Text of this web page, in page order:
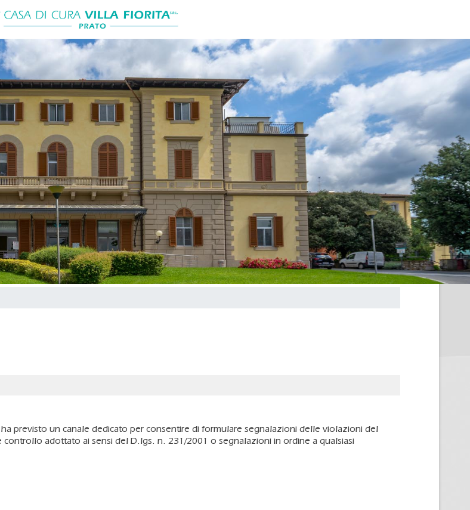
previsto un canale dedicato per consentire di formulare segnalazioni delle violazioni del
adottato ai sensi del D.lgs. n. 231/2001 o segnalazioni in ordine a qualsiasi